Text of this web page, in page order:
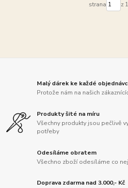
strana z 1
Malý dárek ke každé
Protože nám na našich
Produkty šité na míru
Všechny produkty jsou pečlivě
potřeby
Odesíláme obratem
Všechno zboží odesíláme co
Doprava zdarma nad 3.000,- Kč